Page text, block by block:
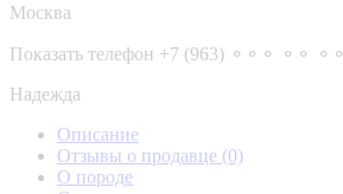
Москва
Показать телефон +7 (963) ⚬⚬⚬ ⚬⚬ ⚬⚬
Надежда
Описание
Отзывы о продавце (0)
О породе